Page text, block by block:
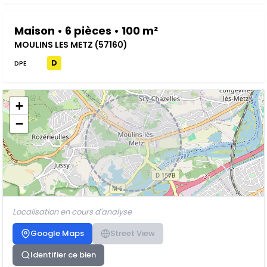
Maison • 6 pièces • 100 m²
MOULINS LES METZ (57160)
DPE D
+
−
Localisation en cours d'analyse
Google Maps
Street View
Identifier ce bien